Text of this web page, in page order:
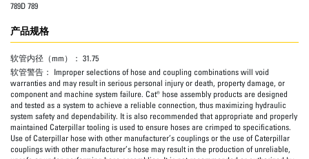
789D 789
产品规格
软管内径（mm）： 31.75
软管警告： Improper selections of hose and coupling combinations will void
warranties and may result in serious personal injury or death, property damage, or
component and machine system failure. Cat® hose assembly products are designed
and tested as a system to achieve a reliable connection, thus maximizing hydraulic
system safety and dependability. It is also recommended that appropriate and properly
maintained Caterpillar tooling is used to ensure hoses are crimped to specifications.
Use of Caterpillar hose with other manufacturer’s couplings or the use of Caterpillar
couplings with other manufacturer’s hose may result in the production of unreliable,